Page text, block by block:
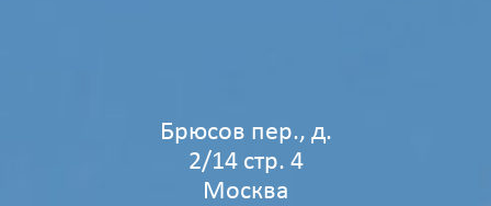
Брюсов пер., д.
2/14 стр. 4
Москва